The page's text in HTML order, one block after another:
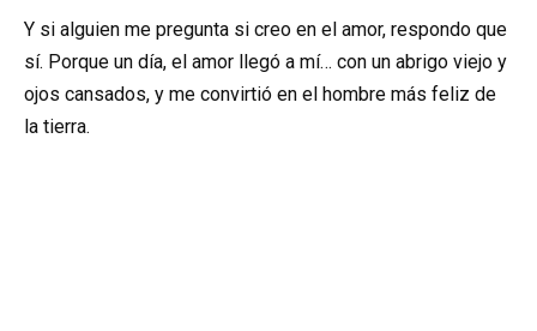
Y si alguien me pregunta si creo en el amor, respondo que
sí. Porque un día, el amor llegó a mí… con un abrigo viejo y
ojos cansados, y me convirtió en el hombre más feliz de
la tierra.